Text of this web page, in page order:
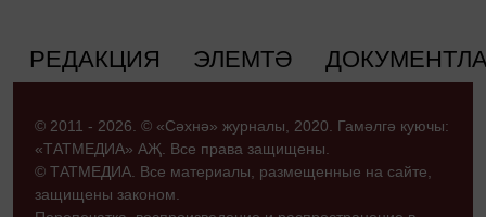
РЕДАКЦИЯ ЭЛЕМТӘ
© 2011 - 2026. © «Сәхнә» журналы, 2020. Гамәлгә куючы:
«ТАТМЕДИА» АҖ. Все права защищены.
© ТАТМЕДИА. Все материалы, размещенные на сайте,
защищены законом.